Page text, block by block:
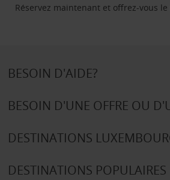
Réservez maintenant et offrez-vous le
BESOIN D'AIDE?
BESOIN D'UNE OFFRE OU
DESTINATIONS
DESTINATIONS POPULAIRES